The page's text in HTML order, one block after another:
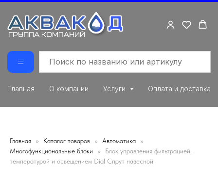
Главная О компании Услуги Оплата и доставка
Главная Каталог товаров
Автоматика
Многофункциональные блоки
Блок управления фильтрацией,
температурой и освещением Dial Спрут навесной